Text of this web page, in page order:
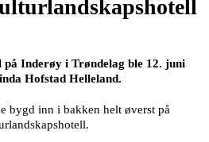
Inderøy i Trøndelag ble 12. juni
Hofstad Helleland.
bygd inn i bakken helt øverst på